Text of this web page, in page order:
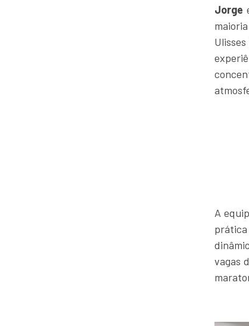
Jorge
A
vagas